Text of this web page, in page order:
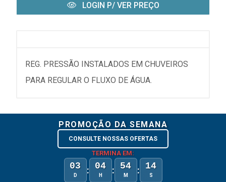
LOGIN P/ VER PREÇO
REG. PRESSÃO INSTALADOS EM CHUVEIROS
PARA REGULAR O FLUXO DE ÁGUA.
PROMOÇÃO DA SEMANA
CONSULTE NOSSAS OFERTAS
TERMINA EM:
03
D : 04
H : 54
M : 14
S